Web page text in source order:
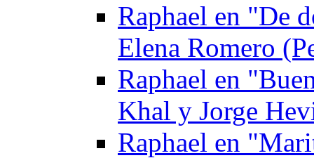
Raphael en "De
Elena Romero
Raphael en
Khal y Jorge
Raphael en